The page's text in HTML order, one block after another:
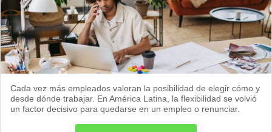
Cada vez más empleados valoran la posibilidad de elegir cómo y
desde dónde trabajar. En América Latina, la flexibilidad se volvió
un factor decisivo para quedarse en un empleo o renunciar.